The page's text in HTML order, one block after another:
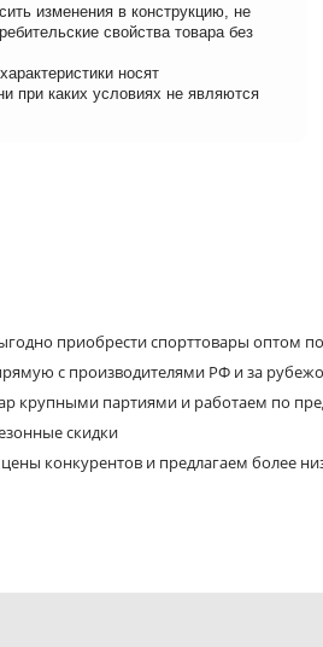
изменения в конструкцию, не
свойства товара без
носят
при каких условиях не являются
приобрести спорттовары оптом
с производителями РФ и за
крупными партиями и работаем по
скидки
конкурентов и предлагаем более